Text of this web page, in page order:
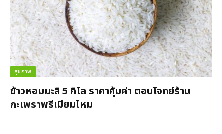
สุขภาพ
ข้าวหอมมะลิ 5 กิโล ราคาคุ้มค่า ตอบโจทย์ร้าน
กะเพราพรีเมียมไหม